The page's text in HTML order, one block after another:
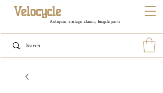
Antiques, vintage, classic, bicycle parts
Velocycle